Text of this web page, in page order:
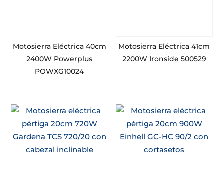
Motosierra Eléctrica 40cm
2400W Powerplus
POWXG10024
Motosierra Eléctrica 41cm
2200W Ironside 500529